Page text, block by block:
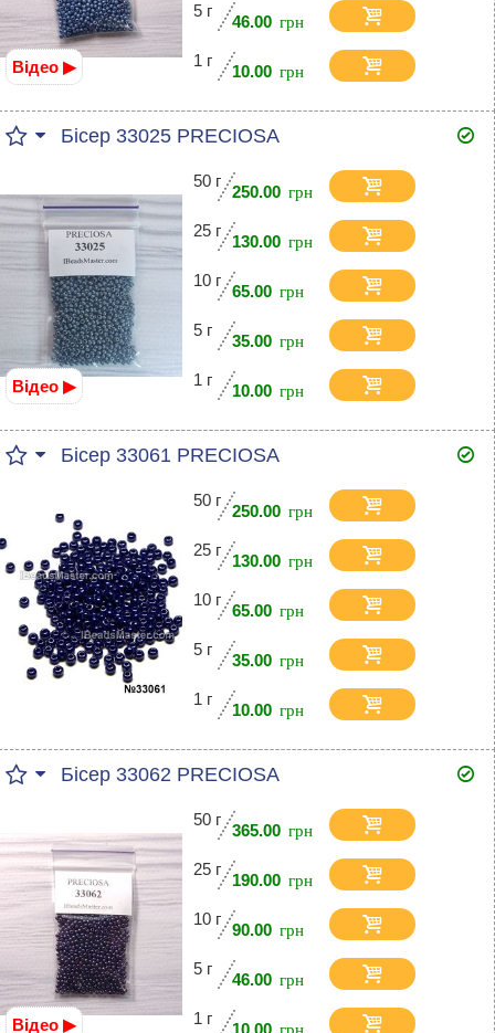
Відео ▶
5 г
46.00
1 г
10.00
Бісер 33025 PRECIOSA
Відео ▶
50 г
250.00
25 г
130.00
10 г
65.00
5 г
35.00
1 г
10.00
Бісер 33061 PRECIOSA
50 г
250.00
25 г
130.00
10 г
65.00
5 г
35.00
1 г
10.00
Бісер 33062 PRECIOSA
Відео ▶
50 г
365.00
25 г
190.00
10 г
90.00
5 г
46.00
1 г
10.00